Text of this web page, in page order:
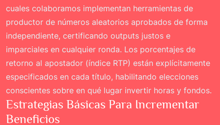
cuales colaboramos implementan herramientas de
productor de números aleatorios aprobados de forma
independiente, certificando outputs justos e
imparciales en cualquier ronda. Los porcentajes de
retorno al apostador (índice RTP) están explícitamente
especificados en cada título, habilitando elecciones
conscientes sobre en qué lugar invertir horas y fondos.
Estrategias Básicas Para Incrementar
Beneficios